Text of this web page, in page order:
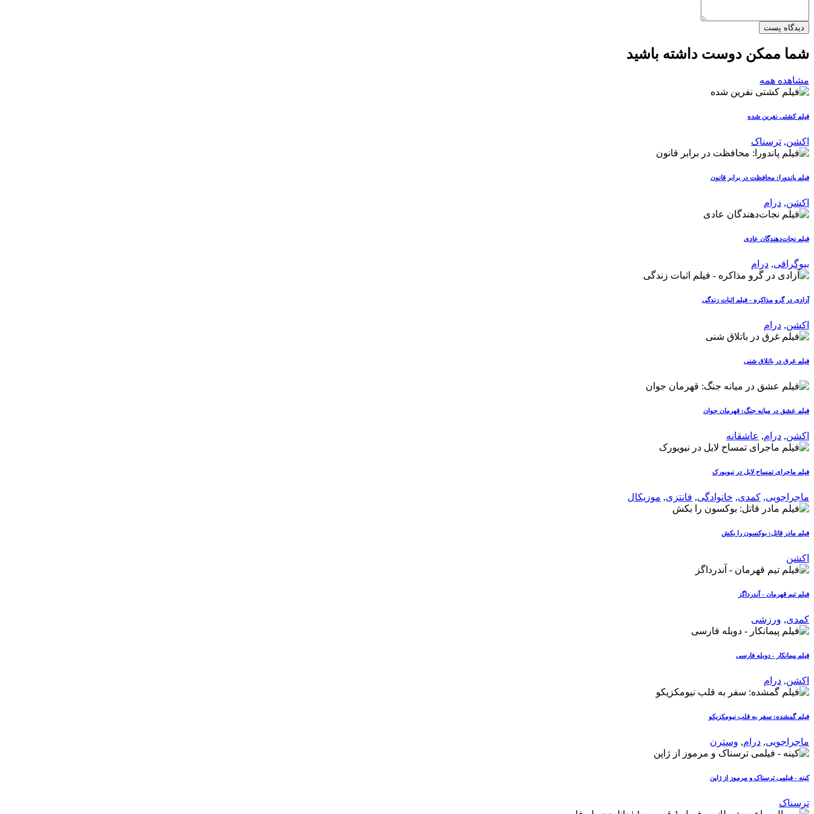
دیدگاه پست
شما ممکن دوست داشته باشید
مشاهده همه
فیلم کشتی نفرین شده
اکشن, ترسناک
فیلم پاندورا: محافظت در برابر قانون
اکشن, درام
فیلم نجات‌دهندگان عادی
بیوگرافی, درام
آزادی در گرو مذاکره - فیلم اثبات زندگی
اکشن, درام
فیلم غرق در باتلاق شنی
فیلم عشق در میانه جنگ: قهرمان جوان
اکشن, درام, عاشقانه
فیلم ماجرای تمساح لایل در نیویورک
ماجراجویی, کمدی, خانوادگی, فانتزی, موزیکال
فیلم مادر قاتل: بوکسون را بکش
اکشن
فیلم تیم قهرمان - آندرداگز
کمدی, ورزشی
فیلم پیمانکار - دوبله فارسی
اکشن, درام
فیلم گمشده: سفر به قلب نیومکزیکو
ماجراجویی, درام, وسترن
کینه - فیلمی ترسناک و مرموز از ژاپن
ترسناک